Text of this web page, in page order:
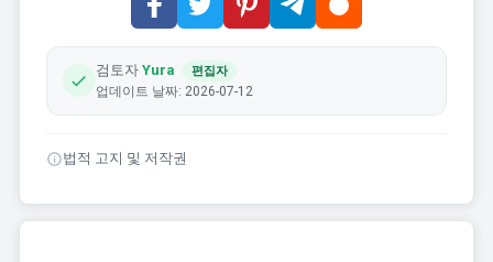
검토자 Yura 편집자
업데이트 날짜: 2026-07-12
법적 고지 및 저작권